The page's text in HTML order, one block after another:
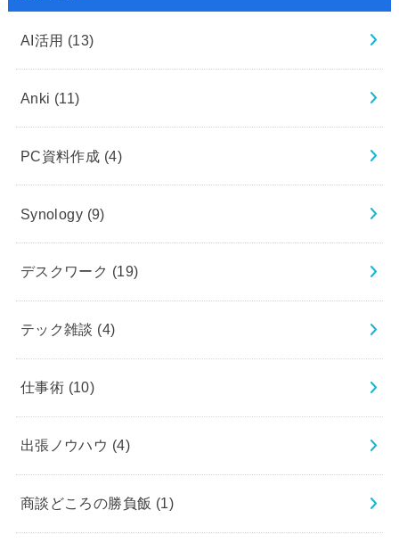
AI活用 (13)
Anki (11)
PC資料作成 (4)
Synology (9)
デスクワーク (19)
テック雑談 (4)
仕事術 (10)
出張ノウハウ (4)
商談どころの勝負飯 (1)